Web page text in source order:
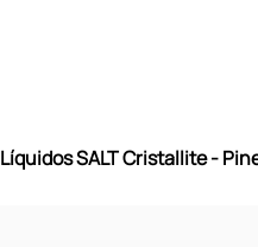
Líquidos SALT Cristallite -